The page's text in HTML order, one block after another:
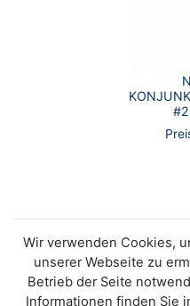
Wir verwenden Cookies,
unserer Webseite zu
Betrieb der Seite
Informationen finden Sie